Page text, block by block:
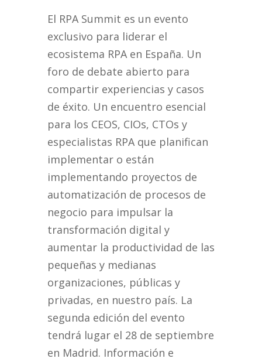
El RPA Summit es un evento
exclusivo para liderar el
ecosistema RPA en España. Un
foro de debate abierto para
compartir experiencias y casos
de éxito. Un encuentro esencial
para los CEOS, CIOs, CTOs y
especialistas RPA que planifican
implementar o están
implementando proyectos de
automatización de procesos de
negocio para impulsar la
transformación digital y
aumentar la productividad de las
pequeñas y medianas
organizaciones, públicas y
privadas, en nuestro país. La
segunda edición del evento
tendrá lugar el 28 de septiembre
en Madrid. Información e